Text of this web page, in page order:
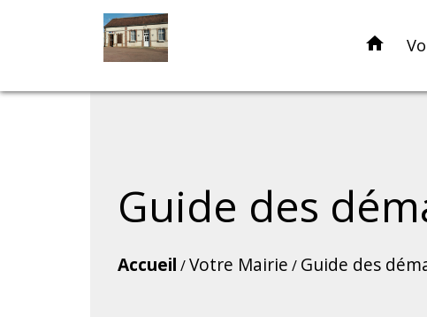
home
Guide des
Accueil /Votre Mairie / Guide des